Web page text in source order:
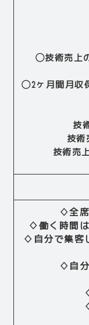
◯技術売上
◯2ヶ月間月収
技
技術
技術売
♢全
♢働く時間
♢自分で集客
♢自